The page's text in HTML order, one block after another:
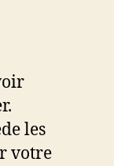
les
votre